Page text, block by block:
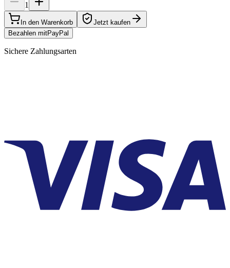
1
In den Warenkorb
Jetzt kaufen
Bezahlen mitPayPal
Sichere Zahlungsarten